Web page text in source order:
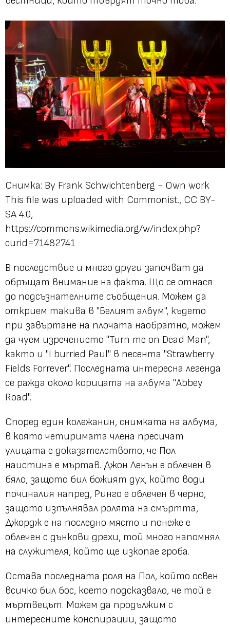
Снимка: By Frank Schwichtenberg - Own work
This file was uploaded with Commonist., CC BY-
SA 4.0,
https://commons.wikimedia.org/w/index.php?
curid=71482741
В последствие и много други започват да
обръщат внимание на факта. Що се отнася
до подсъзнателните съобщения. Можем да
открием такива в "Белият албум", където
при завъртане на плочата наобратно, можем
да чуем изречението "Turn me on Dead Man",
както и "I burried Paul" в песента "Strawberry
Fields Forrever". Последната интересна легенда
се ражда около корицата на албума "Abbey
Road".
Според един колежанин, снимката на албума,
в която четиримата члена пресичат
улицата е доказателството, че Пол
наистина е мъртав. Джон Ленън е облечен в
бяло, защото бил божият дух, който води
починалия напред, Ринго е облечен в черно,
защото изпълнявал ролята на смъртта,
Джордж е на последно място и понеже е
облечен с дънкови дрехи, той много напомнял
на служителя, който ще изкопае гроба.
Остава последната роля на Пол, който освен
всичко бил бос, което подсказвало, че той е
мъртвецът. Можем да продължим с
интересните конспирации, защото